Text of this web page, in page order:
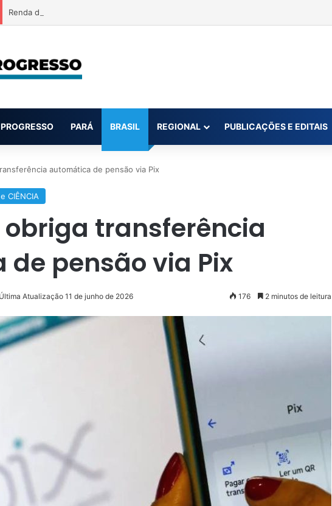
Renda de apostas na conta da mãe faz estudante perder bolsa do Prouni
PARÁ BRASIL REGIONAL PUBLICAÇÕES E EDITAIS
automática de pensão via Pix
CIÊNCIA
transferência
pensão via Pix
Última Atualização 11 de junho de 2026 176 2 minutos de leitura